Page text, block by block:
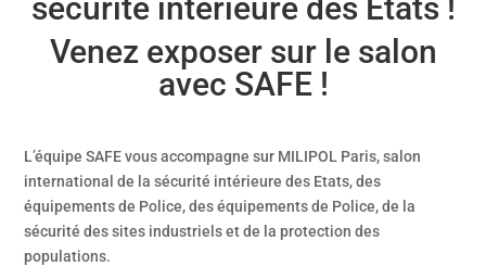
sécurité intérieure des États !
Venez exposer sur le salon
avec SAFE !
L’équipe SAFE vous accompagne sur MILIPOL Paris, salon
international de la sécurité intérieure des Etats, des
équipements de Police, des équipements de Police, de la
sécurité des sites industriels et de la protection des
populations.